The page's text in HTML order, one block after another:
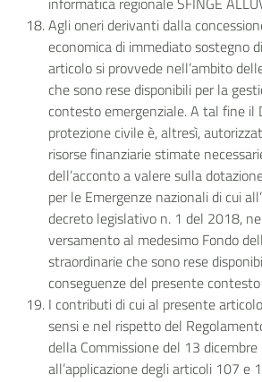
Agli oneri derivanti dalla
economica di immediato sostegno
articolo si provvede nell’ambito
che sono rese disponibili per la
contesto emergenziale. A tal fine il
protezione civile è, altresì,
risorse finanziarie stimate
dell’acconto a valere sulla
per le Emergenze nazionali di cui
decreto legislativo n. 1 del 2018,
versamento al medesimo Fondo
straordinarie che sono rese
conseguenze del presente
I contributi di cui al presente
sensi e nel rispetto del
della Commissione del 13
all’applicazione degli articoli 107